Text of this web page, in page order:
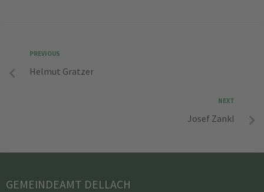
PREVIOUS
Helmut Gratzer
NEXT
Josef Zankl
GEMEINDEAMT DELLACH